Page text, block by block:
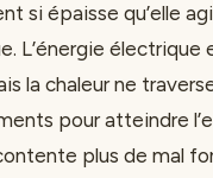
si épaisse qu’elle
L’énergie électrique
la chaleur ne
pour atteindre
plus de mal